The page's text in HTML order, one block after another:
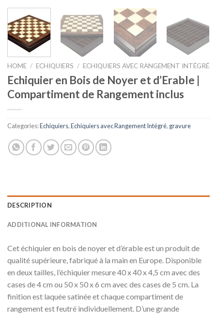
HOME / ECHIQUIERS / ECHIQUIERS AVEC RANGEMENT INTÉGRÉ
Echiquier en Bois de Noyer et d’Erable |
Compartiment de Rangement inclus
Categories:Echiquiers,Echiquiers avec Rangement Intégré, gravure
DESCRIPTION
ADDITIONAL INFORMATION
Cet échiquier en bois de noyer et d’érable est un produit de
qualité supérieure, fabriqué à la main en Europe. Disponible
en deux tailles, l’échiquier mesure 40 x 40 x 4,5 cm avec des
cases de 4 cm ou 50 x 50 x 6 cm avec des cases de 5 cm. La
finition est laquée satinée et chaque compartiment de
rangement est feutré individuellement. D’une grande